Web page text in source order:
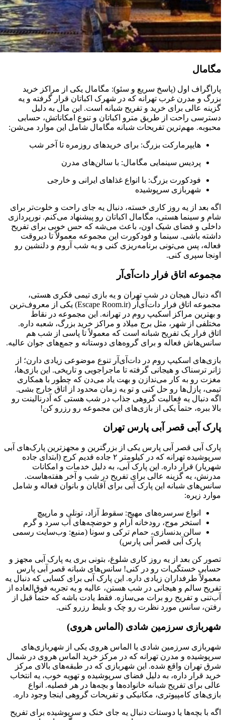
مگامال
پاراگراف اول (پاسخ سریع و سئو): مگامال یکی از مراکز خرید
بزرگ و مدرن غرب تهرانه که در شهرک اکباتان قرار گرفته و یه
گزینه عالی برای خرید و تفریح شبانه است. این مال به دلیل
دسترسی راحت از طریق مترو اکباتان و تنوع امکاناتش، حسابی
محبوبه. مهم‌ترین تفریحات شبانه مگامال شامل این موارد می‌شن:
هایپرمارکت بزرگ: برای خریدهای روزمره تا آخر شب
پردیس سینمایی مگامال: با سالن‌های مدرن
فودکورت بزرگ: با انواع غذاهای ایرانی و خارجی
شهربازی سرپوشیده
اگه بعد از یه روز کاری خسته، دنبال یه جای راحت و خلوت‌تر برای
شام و سینما هستی، مگامال اکباتان رو پیشنهاد می‌کنم. نورپردازی
داخلی و فضای شیک اون، باعث می‌شه که حس خوبی برای تفریح
داشته باشی. سینما و فودکورت این مجموعه معمولاً تا دیروقت
فعاله، پس می‌تونی برنامه‌ریزی کنی و یه شب آروم و دلنشین رو
اونجا سپری کنی.
مجموعه اتاق فرار دات‌آی‌آر
اگه دنبال هیجان در شب تهران و یه بازی تیمی فکری هستی،
مجموعه اتاق فرار دات‌آی‌آر (Escape Room.ir) یکی از معروف‌ترین
و بهترین مراکز اسکیپ روم در تهرانه. این مجموعه در نقاط
مختلفی از شهر، مثل برج میلاد و مراکز خرید بزرگ، شعبه داره.
اتاق فرار یک تفریح شبانه است که معمولاً تا پاسی از شب هم
سانس‌هاش فعاله و برای گروه‌های دوستانه و جمع‌های جوان عالیه.
بازی‌های اسکیپ روم در دات‌آی‌آر تنوع موضوعی زیادی دارن؛ از
ژانر ترسناک و هیجانی گرفته تا ماجراجویی و تاریخی. این بازی‌ها،
مغزت رو به کار می‌ندازن و بهت یاد می‌دن که چطور با همکاری
تیمی، پازل‌ها رو حل کنی و تو یه زمان محدود از اتاق خارج بشی.
اگه دنبال یه فعالیت گروهی جذاب در شب هستی که آدرنالینت رو
بالا ببره، حتماً یکی از بازی‌های این مجموعه رو رزرو کن!
پارک آبی قصر آبی پارس تهران
پارک آبی قصر آبی پارس یکی از بزرگترین و مجهزترین پارک‌های آبی
سرپوشیده تهرانه که در کیلومتر ۲ جاده قدیم کرج (ابتدای جاده
شهریار) قرار داره. این پارک آبی، به دلیل خدمات و امکانات
مدرنش، یه گزینه عالی برای تفریح در شب و آخر هفته‌هاست.
سانس‌های شبانه این پارک آبی برای آقایان و بانوان فعاله و شامل
موارد زیره:
انواع سرسره‌های مهیج: سقوط آزاد، تونلی و مارپیچ
استخر موج، رودخانه آرام و حوضچه‌های آب سرد و گرم
سالن بدنسازی، حمام ترکی و سونا (منبع: وب‌سایت رسمی
پارک آبی قصر آبی پارس)
تصور کن بعد از یه روز کاری شلوغ، بتونی بری یه پارک آبی مجهز و
حسابی خستگی‌ات رو در کنی! سانس‌های شبانه قصر آبی پارس
معمولاً طرفداران زیادی داره. این پارک آبی برای کسایی که دنبال یه
تفریح سالم و هیجانی در شب هستن، عالیه و یه تجربه فوق‌العاده از
آب‌تنی و تفریح رو برات می‌سازه. فقط یادت باشه که حتماً قبل از
رفتن، سانس مورد نظرت رو چک و بلیط رزرو کنی.
شهربازی سرزمین شادی (الماس هروی)
شهربازی سرزمین شادی یا الماس هروی یکی از شهربازی‌های
سرپوشیده و مدرن تهرانه که در مرکز خرید الماس هروی در شمال
شرق تهران واقع شده. این شهربازی که در طبقه‌های بالای مرکز
خرید قرار داره، به دلیل فضای سرپوشیده و تهویه خوب، یه انتخاب
عالی برای تفریح شبانه خانواده‌ها و بچه‌ها در هر فصلیه. انواع
بازی‌های کامپیوتری، مکانیکی و تفریحات گروهی اینجا وجود داره.
اگه با بچه‌ها یا دوستات دنبال یه جای خنک و سرپوشیده برای تفریح